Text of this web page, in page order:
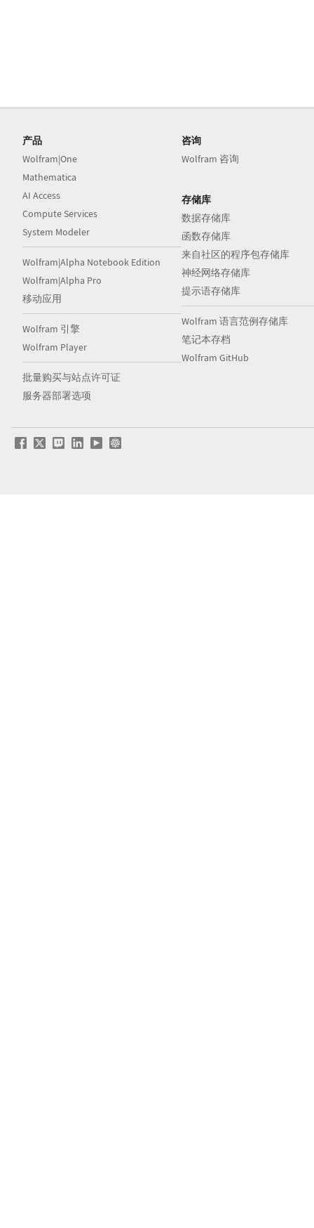
产品
Wolfram|One
Mathematica
AI Access
Compute Services
System Modeler
Wolfram|Alpha Notebook Edition
Wolfram|Alpha Pro
移动应用
Wolfram 引擎
Wolfram Player
批量购买与站点许可证
服务器部署选项
咨询
Wolfram 咨询
存储库
数据存储库
函数存储库
来自社区的程序包存储库
神经网络存储库
提示语存储库
Wolfram 语言范例存储库
笔记本存档
Wolfram GitHub